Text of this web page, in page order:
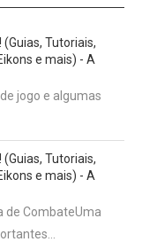
Tutoriais,
e mais) - A
jogo e algumas
Tutoriais,
e mais) - A
de CombateUma